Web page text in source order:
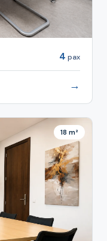
4 pax
→
18 m²